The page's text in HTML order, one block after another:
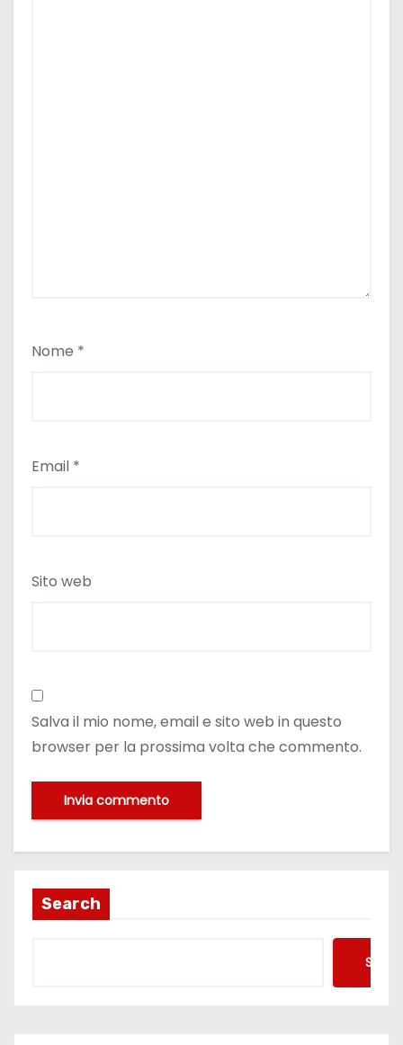
Nome *
Email *
Sito web
Salva il mio nome, email e sito web in questo
browser per la prossima volta che commento.
Search